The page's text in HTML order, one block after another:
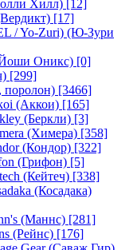
Хилл) [12]
[17]
/ Yo-Zuri) (Ю-Зури
Оникс) [0]
[299]
поролон) [3466]
(Аккои) [165]
(Беркли) [3]
(Химера) [358]
(Кондор) [322]
(Грифон) [5]
(Кейтеч) [338]
(Косадака)
(Маннс) [281]
(Рейнс) [176]